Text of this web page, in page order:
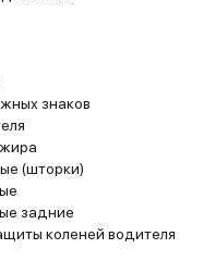
знаков
(шторки)
задние
коленей водителя